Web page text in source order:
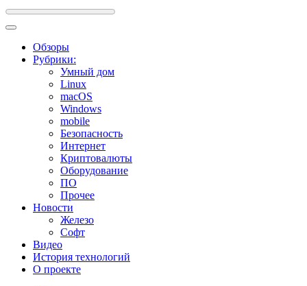
Обзоры
Рубрики:
Умный дом
Linux
macOS
Windows
mobile
Безопасность
Интернет
Криптовалюты
Оборудование
ПО
Прочее
Новости
Железо
Софт
Видео
История технологий
О проекте